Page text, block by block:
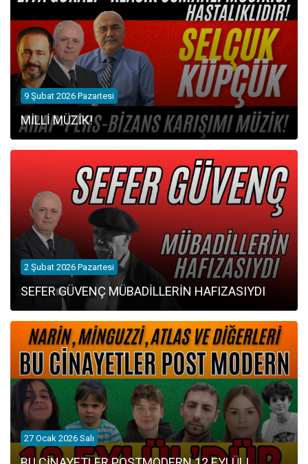
9 Şubat 2026 Pazartesi
MİLLİ MÜZİK!
2 Şubat 2026 Pazartesi
SEFER GÜVENÇ MÜBADİLLERİN HAFIZASIYDI
27 Ocak 2026 Salı